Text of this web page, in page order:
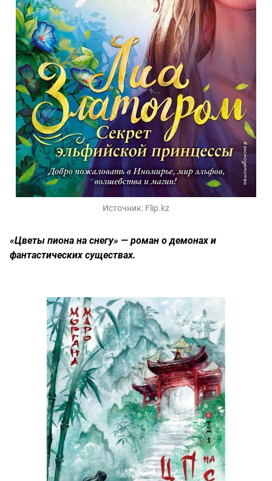
Источник: Flip.kz
«Цветы пиона на снегу» — роман о демонах и
фантастических существах.